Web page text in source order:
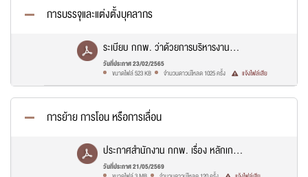
การบรรจุและแต่งตั้งบุคลากร
ระเบียบ กกพ. ว่าด้วยการบริหารงาน
บุคคล 2564.pdf
วันที่ประกาศ 23/02/2565
ขนาดไฟล์ 523 KB
จำนวนดาวน์โหลด 1025 ครั้ง แจ้งไฟล์เสีย
การย้าย การโอน หรือการเลื่อน
ประกาศสำนักงาน กกพ. เรื่อง หลักเกณฑ์
เลื่อนระดับพนักงาน พ.ศ. 2565.pdf
วันที่ประกาศ 21/05/2569